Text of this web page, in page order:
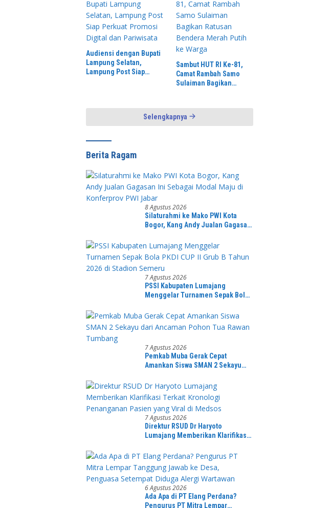
Audiensi dengan Bupati
Lampung Selatan,
Lampung Post Siap
Sambut HUT RI Ke-81,
Camat Rambah Samo
Sulaiman Bagikan
Selengkapnya
Berita Ragam
8 Agustus 2026
Silaturahmi ke Mako PWI Kota
Bogor, Kang Andy Jualan Gagasan
Konferprov PWI Jabar
7 Agustus 2026
PSSI Kabupaten Lumajang
Menggelar Turnamen Sepak Bola
Stadion Semeru
7 Agustus 2026
Pemkab Muba Gerak Cepat
Amankan Siswa SMAN 2 Sekayu
Tumbang
7 Agustus 2026
Direktur RSUD Dr Haryoto
Lumajang Memberikan Klarifikasi
Pasien yang Viral di Medsos
6 Agustus 2026
Ada Apa di PT Elang Perdana?
Pengurus PT Mitra Lempar